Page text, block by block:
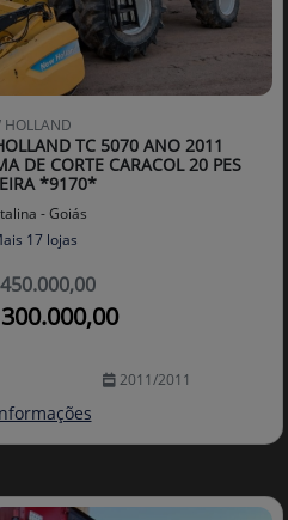
HOLLAND
TC 5070 ANO 2011
DE CORTE CARACOL 20 PES
*9170*
- Goiás
17 lojas
2011/2011